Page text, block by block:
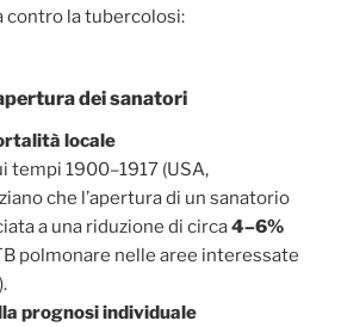
contro la tubercolosi:
dei sanatori
locale
tempi 1900–1917 (USA,
che l’apertura di un sanatorio
a una riduzione di circa4–6%
polmonare nelle aree interessate
).
prognosi individuale